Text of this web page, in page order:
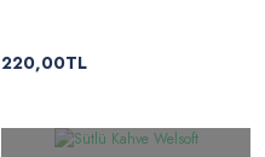
220,00TL